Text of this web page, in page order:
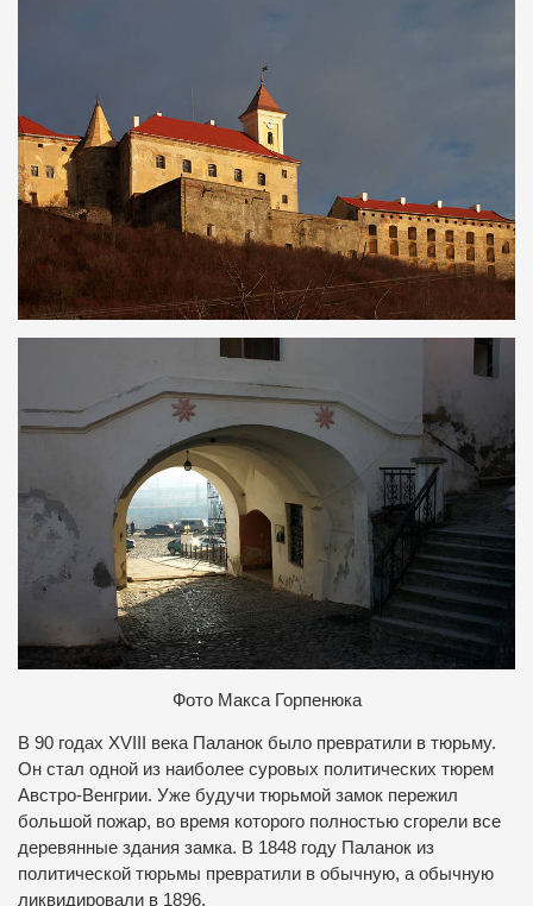
Фото Макса Горпенюка
В 90 годах XVIII века Паланок было превратили в тюрьму.
Он стал одной из наиболее суровых политических тюрем
Австро-Венгрии. Уже будучи тюрьмой замок пережил
большой пожар, во время которого полностью сгорели все
деревянные здания замка. В 1848 году Паланок из
политической тюрьмы превратили в обычную, а обычную
ликвидировали в 1896.